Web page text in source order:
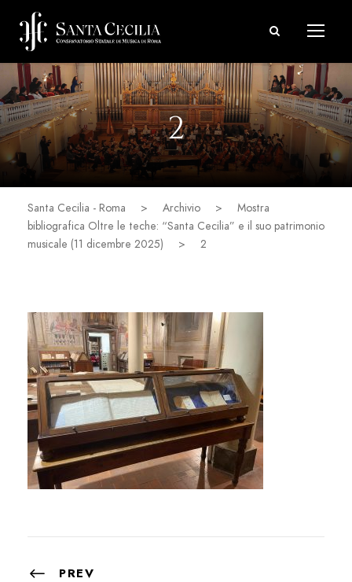
2
Santa Cecilia - Roma > Archivio >
Mostra
bibliografica Oltre le teche: “Santa Cecilia” e il suo patrimonio
musicale (11 dicembre 2025)
> 2
PREV